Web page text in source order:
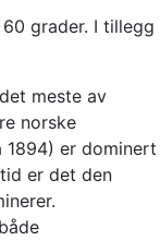
grader. I tillegg
meste av
norske
1894) er dominert
er det den